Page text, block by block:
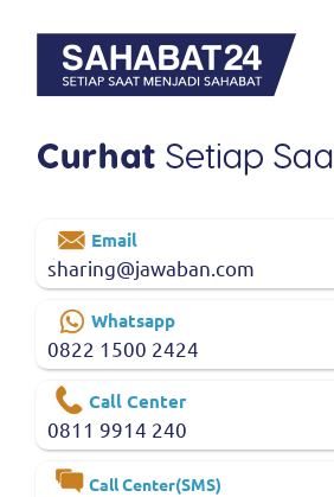
Email
sharing@jawaban.com
Whatsapp
0822 1500 2424
Call Center
0811 9914 240
Call Center(SMS)